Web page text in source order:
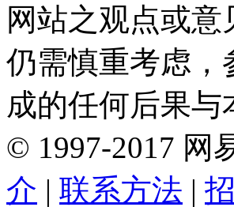
网站之观点或
仍需慎重考虑，
成的任何后果
© 1997-2017 网
介 | 联系方法 |